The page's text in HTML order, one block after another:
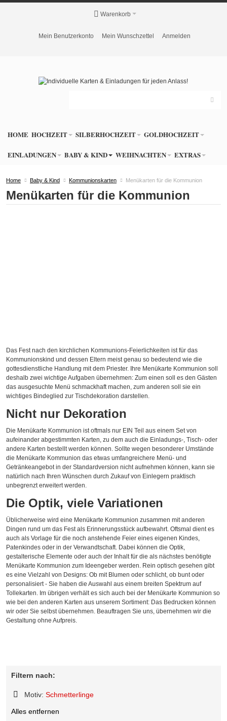
Warenkorb
Mein Benutzerkonto Mein Wunschzettel Anmelden
HOME HOCHZEIT SILBERHOCHZEIT GOLDHOCHZEIT
EINLADUNGEN BABY & KIND WEIHNACHTEN EXTRAS
Home Baby & Kind Kommunionskarten Menükarten für die Kommunion
Menükarten für die Kommunion
Das Fest nach den kirchlichen Kommunions-Feierlichkeiten ist für das
Kommunionskind und dessen Eltern meist genau so bedeutend wie die
gottesdienstliche Handlung mit dem Priester. Ihre Menükarte Kommunion soll
deshalb zwei wichtige Aufgaben übernehmen: Zum einen soll es den Gästen
das ausgesuchte Menü schmackhaft machen, zum anderen soll sie ein
wichtiges Bindeglied zur Tischdekoration darstellen.
Nicht nur Dekoration
Die Menükarte Kommunion ist oftmals nur EIN Teil aus einem Set von
aufeinander abgestimmten Karten, zu dem auch die Einladungs-, Tisch- oder
andere Karten bestellt werden können. Sollte wegen besonderer Umstände
die Menükarte Kommunion das etwas umfangreichere Menü- und
Getränkeangebot in der Standardversion nicht aufnehmen können, kann sie
natürlich nach Ihren Wünschen durch Zukauf von Einlegern praktisch
unbegrenzt erweitert werden.
Die Optik, viele Variationen
Üblicherweise wird eine Menükarte Kommunion zusammen mit anderen
Dingen rund um das Fest als Erinnerungsstück aufbewahrt. Oftsmal dient es
auch als Vorlage für die noch anstehende Feier eines eigenen Kindes,
Patenkindes oder in der Verwandtschaft. Dabei können die Optik,
gestalterische Elemente oder auch der Inhalt für die als nächstes benötigte
Menükarte Kommunion zum Ideengeber werden. Rein optisch gesehen gibt
es eine Vielzahl von Designs: Ob mit Blumen oder schlicht, ob bunt oder
personalisiert - Sie haben die Auswahl aus einem breiten Spektrum auf
Tollekarten. Im übrigen verhält es sich auch bei der Menükarte Kommunion so
wie bei den anderen Karten aus unserem Sortiment: Das Bedrucken können
wir oder Sie selbst übernehmen. Beauftragen Sie uns, übernehmen wir die
Gestaltung ohne Aufpreis.
Filtern nach:
Motiv: Schmetterlinge
Artikel
Alles entfernen